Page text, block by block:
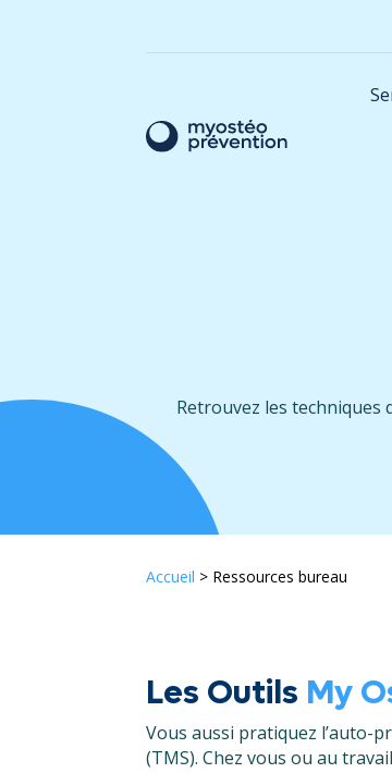
Retrouvez les
Accueil > Ressources bureau
Les Outils My
Vous aussi pratiquez l’auto-
(TMS). Chez vous ou au